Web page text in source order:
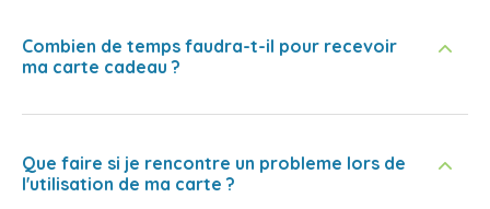
Combien de temps faudra-t-il pour recevoir
ma carte cadeau ?
Que faire si je rencontre un probleme lors de
l'utilisation de ma carte ?